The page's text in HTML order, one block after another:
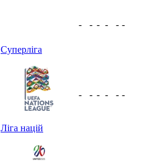
Суперліга
- - - - - -
Ліга націй
- - - - - -